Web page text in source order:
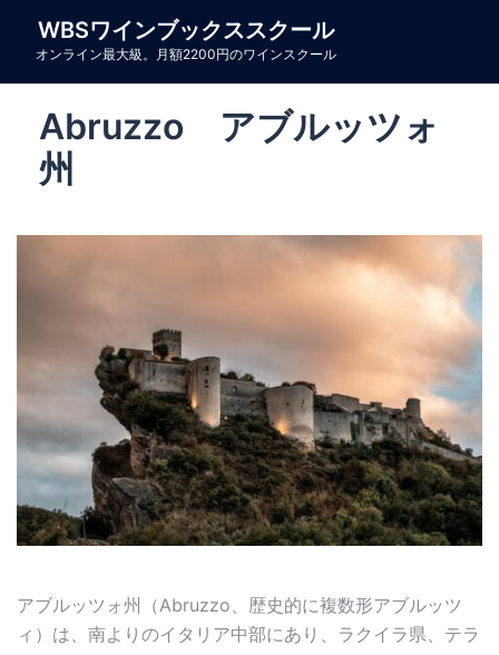
WBSワインブックススクール
オンライン最大級。月額2200円のワインスクール
Abruzzo アブルッツォ
州
アブルッツォ州（Abruzzo、歴史的に複数形アブルッツ
ィ）は、南よりのイタリア中部にあり、ラクイラ県、テラ